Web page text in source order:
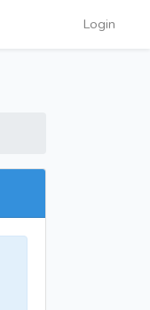
Login